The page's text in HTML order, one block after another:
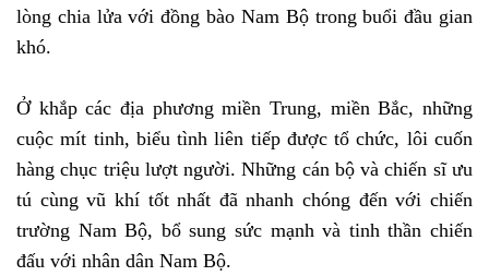
lòng chia lửa với đồng bào Nam Bộ trong buổi đầu gian
khó.
Ở khắp các địa phương miền Trung, miền Bắc, những
cuộc mít tinh, biểu tình liên tiếp được tổ chức, lôi cuốn
hàng chục triệu lượt người. Những cán bộ và chiến sĩ ưu
tú cùng vũ khí tốt nhất đã nhanh chóng đến với chiến
trường Nam Bộ, bổ sung sức mạnh và tinh thần chiến
đấu với nhân dân Nam Bộ.